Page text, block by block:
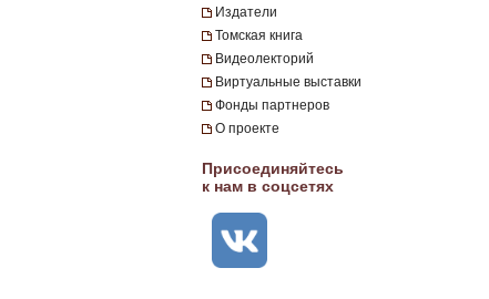
Издатели
Томская книга
Видеолекторий
Виртуальные выставки
Фонды партнеров
О проекте
Присоединяйтесь
к нам в соцсетях